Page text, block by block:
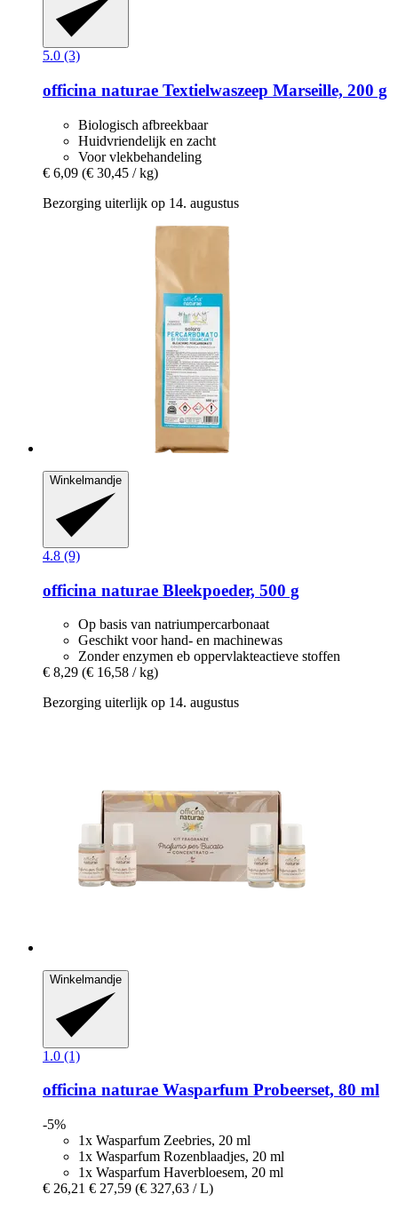
5.0 (3)
officina naturae Textielwaszeep Marseille, 200 g
Biologisch afbreekbaar
Huidvriendelijk en zacht
Voor vlekbehandeling
€ 6,09 (€ 30,45 / kg)
Bezorging uiterlijk op 14. augustus
Winkelmandje
4.8 (9)
officina naturae Bleekpoeder, 500 g
Op basis van natriumpercarbonaat
Geschikt voor hand- en machinewas
Zonder enzymen eb oppervlakteactieve stoffen
€ 8,29 (€ 16,58 / kg)
Bezorging uiterlijk op 14. augustus
Winkelmandje
1.0 (1)
officina naturae Wasparfum Probeerset, 80 ml
-5%
1x Wasparfum Zeebries, 20 ml
1x Wasparfum Rozenblaadjes, 20 ml
1x Wasparfum Haverbloesem, 20 ml
€ 26,21 € 27,59 (€ 327,63 / L)